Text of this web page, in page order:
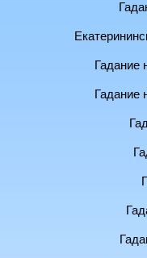
Гадание
Гадание